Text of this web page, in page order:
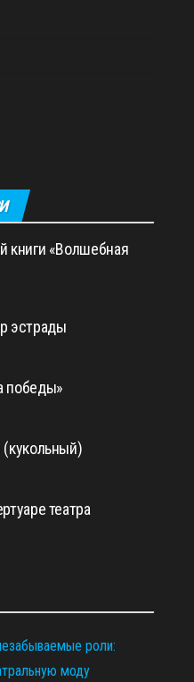
книги «Волшебная
эстрады
победы»
(кукольный)
театра
роли:
моду